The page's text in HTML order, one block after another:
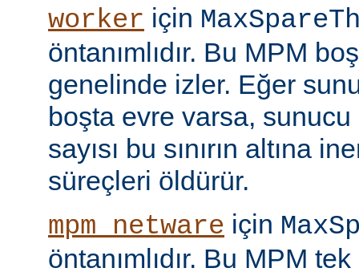
worker için
öntanımlıdır. Bu MPM
genelinde izler. Eğer
boşta evre varsa,
sayısı bu sınırın altına
süreçleri öldürür.
mpm_netware için
öntanımlıdır. Bu MPM